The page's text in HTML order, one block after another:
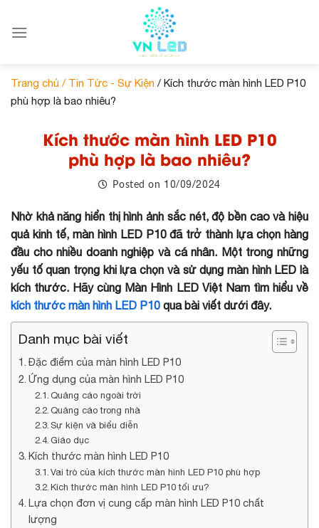
Trang chủ / Tin Tức - Sự Kiện / Kích thước màn hình LED P10
phù hợp là bao nhiêu?
Kích thước màn hình LED P10
phù hợp là bao nhiêu?
Posted on 10/09/2024
Nhờ khả năng hiển thị hình ảnh sắc nét, độ bền cao và hiệu
quả kinh tế, màn hình LED P10 đã trở thành lựa chọn hàng
đầu cho nhiều doanh nghiệp và cá nhân. Một trong những
yếu tố quan trọng khi lựa chọn và sử dụng màn hình LED là
kích thước. Hãy cùng Màn Hình LED Việt Nam tìm hiểu về
kích thước màn hình LED P10 qua bài viết dưới đây.
Danh mục bài viết
Đặc điểm của màn hình LED P10
Ứng dụng của màn hình LED P10
Quảng cáo ngoài trời
Quảng cáo trong nhà
Sự kiện và biểu diễn
Giáo dục
Kích thước màn hình LED P10
Vai trò của kích thước màn hình LED P10 phù hợp
Kích thước màn hình LED P10 tối ưu?
Lựa chọn đơn vị cung cấp màn hình LED P10 chất
lượng